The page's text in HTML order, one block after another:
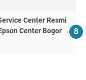
Center Resmi
Center Bogor